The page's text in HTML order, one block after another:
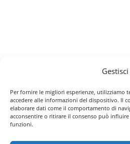
Per fornire le migliori esperienze, utilizziamo
accedere alle informazioni del dispositivo. Il
elaborare dati come il comportamento di
acconsentire o ritirare il consenso può
funzioni.